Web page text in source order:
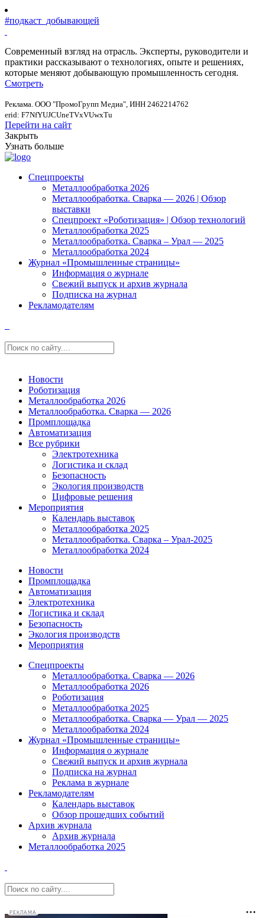
#подкаст_добывающей
Современный взгляд на отрасль. Эксперты, руководители и
практики рассказывают о технологиях, опыте и решениях,
которые меняют добывающую промышленность сегодня.
Смотреть
Реклама. ООО "ПромоГрупп Медиа", ИНН 2462214762
erid: F7NfYUJCUneTVxVUwxTu
Перейти на сайт
Закрыть
Узнать больше
Спецпроекты
Металлообработка 2026
Металлообработка. Сварка — 2026 | Обзор
выставки
Спецпроект «Роботизация» | Обзор технологий
Металлообработка 2025
Металлообработка. Сварка – Урал — 2025
Металлообработка 2024
Журнал «Промышленные страницы»
Информация о журнале
Свежий выпуск и архив журнала
Подписка на журнал
Рекламодателям
Новости
Роботизация
Металлообработка 2026
Металлообработка. Сварка — 2026
Промплощадка
Автоматизация
Все рубрики
Электротехника
Логистика и склад
Безопасность
Экология производств
Цифровые решения
Мероприятия
Календарь выставок
Металлообработка 2025
Металлообработка. Сварка – Урал-2025
Металлообработка 2024
Новости
Промплощадка
Автоматизация
Электротехника
Логистика и склад
Безопасность
Экология производств
Мероприятия
Спецпроекты
Металлообработка. Сварка — 2026
Металлообработка 2026
Роботизация
Металлообработка 2025
Металлообработка. Сварка — Урал — 2025
Металлообработка 2024
Журнал «Промышленные страницы»
Информация о журнале
Свежий выпуск и архив журнала
Подписка на журнал
Реклама в журнале
Рекламодателям
Календарь выставок
Обзор прошедших событий
Архив журнала
Архив журнала
Металлообработка 2025
РЕКЛАМА